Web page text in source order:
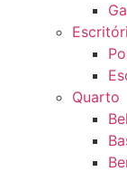
Quarto